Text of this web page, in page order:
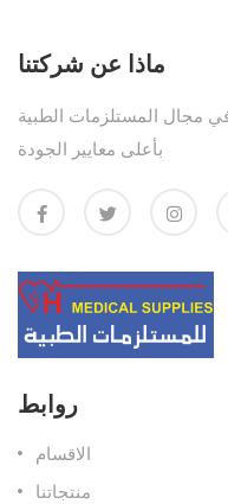
ماذا عن شركتنا
مجال المستلزمات الطبية
بأعلى معايير الجودة
روابط
الاقسام
منتجاتنا